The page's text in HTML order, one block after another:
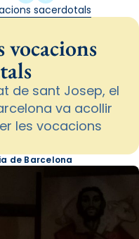
sacerdotals
vocacions
de sant Josep, el
va acollir
les vocacions
de Barcelona